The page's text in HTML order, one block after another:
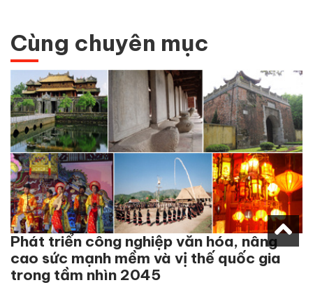
Cùng chuyên mục
Phát triển công nghiệp văn hóa, nâng
cao sức mạnh mềm và vị thế quốc gia
trong tầm nhìn 2045